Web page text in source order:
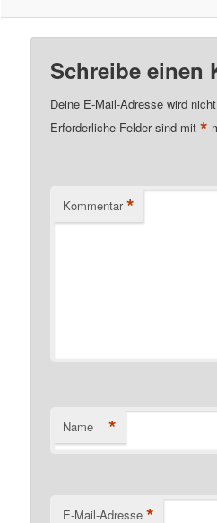
Schreibe einen
Deine E-Mail-Adresse wird
Erforderliche Felder sind mit*
Kommentar *
Name *
E-Mail-Adresse *